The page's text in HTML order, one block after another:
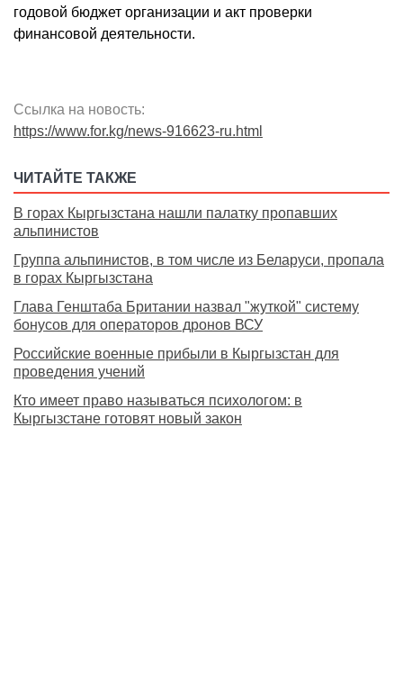
годовой бюджет организации и акт проверки
финансовой деятельности.
Ссылка на новость:
https://www.for.kg/news-916623-ru.html
ЧИТАЙТЕ ТАКЖЕ
В горах Кыргызстана нашли палатку пропавших
альпинистов
Группа альпинистов, в том числе из Беларуси, пропала
в горах Кыргызстана
Глава Генштаба Британии назвал "жуткой" систему
бонусов для операторов дронов ВСУ
Российские военные прибыли в Кыргызстан для
проведения учений
Кто имеет право называться психологом: в
Кыргызстане готовят новый закон